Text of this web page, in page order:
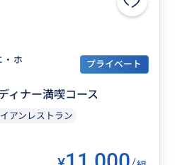
・ホ
プライベート
ィナー満喫コース
アンレストラン